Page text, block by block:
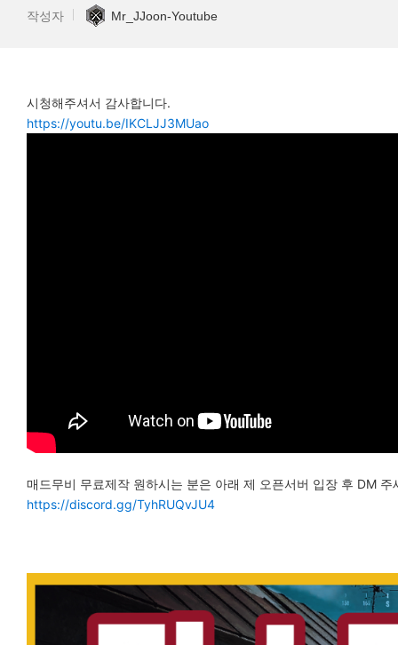
작성자 Mr_JJoon-Youtube
시청해주셔서 감사합니다.
https://youtu.be/IKCLJJ3MUao
매드무비 무료제작 원하시는 분은 아래 제 오픈서버 입장 후 DM 주
https://discord.gg/TyhRUQvJU4